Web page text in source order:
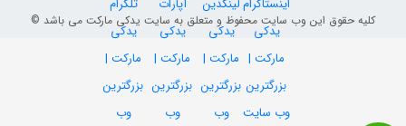
© کلیه حقوق این وب سایت محفوظ و متعلق به سایت یدکی مارکت می باشد